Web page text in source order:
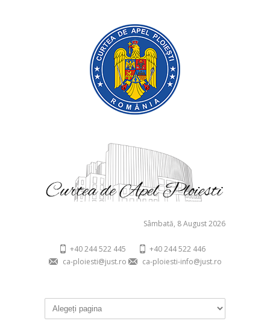
Sâmbată, 8 August 2026
+40 244 522 445
+40 244 522 446
ca-ploiesti@just.ro
ca-ploiesti-info@just.ro